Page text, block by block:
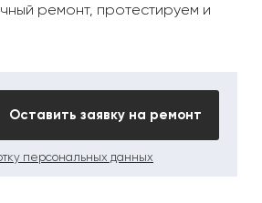
ремонт, протестируем и
Оставить заявку на ремонт
персональных данных